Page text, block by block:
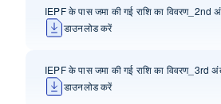
IEPF के पास जमा की गई राशि का विवरण_2nd
डाउनलोड करें
IEPF के पास जमा की गई राशि का विवरण_3rd
डाउनलोड करें